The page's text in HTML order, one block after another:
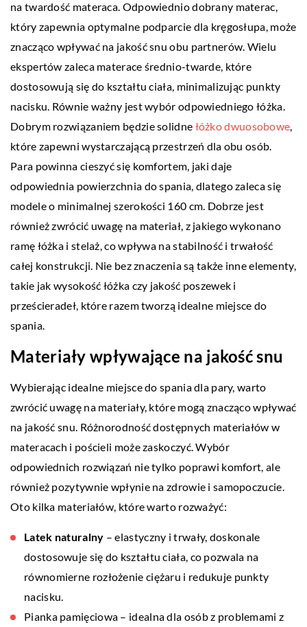
na twardość materaca. Odpowiednio dobrany materac,
który zapewnia optymalne podparcie dla kręgosłupa, może
znacząco wpływać na jakość snu obu partnerów. Wielu
ekspertów zaleca materace średnio-twarde, które
dostosowują się do kształtu ciała, minimalizując punkty
nacisku. Równie ważny jest wybór odpowiedniego łóżka.
Dobrym rozwiązaniem będzie solidne łóżko dwuosobowe
które zapewni wystarczającą przestrzeń dla obu osób.
Para powinna cieszyć się komfortem, jaki daje
odpowiednia powierzchnia do spania, dlatego zaleca się
modele o minimalnej szerokości 160 cm. Dobrze jest
również zwrócić uwagę na materiał, z jakiego wykonano
ramę łóżka i stelaż, co wpływa na stabilność i trwałość
całej konstrukcji. Nie bez znaczenia są także inne elementy,
takie jak wysokość łóżka czy jakość poszewek i
prześcieradeł, które razem tworzą idealne miejsce do
spania.
Materiały wpływające na jakość snu
Wybierając idealne miejsce do spania dla pary, warto
zwrócić uwagę na materiały, które mogą znacząco wpływać
na jakość snu. Różnorodność dostępnych materiałów w
materacach i pościeli może zaskoczyć. Wybór
odpowiednich rozwiązań nie tylko poprawi komfort, ale
również pozytywnie wpłynie na zdrowie i samopoczucie.
Oto kilka materiałów, które warto rozważyć:
Latek naturalny – elastyczny i trwały, doskonale
dostosowuje się do kształtu ciała, co pozwala na
równomierne rozłożenie ciężaru i redukuje punkty
nacisku.
Pianka pamięciowa – idealna dla osób z problemami z